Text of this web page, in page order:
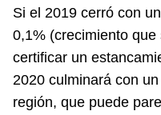
Si el 2019 cerró con
0,1% (crecimiento
certificar un
2020 culminará con
región, que puede